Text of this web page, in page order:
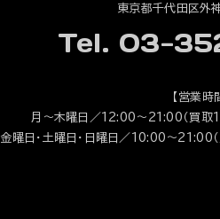
東京都千代田区
Tel. 03-
【営業時
月～木曜日／12:00～21:00（買
金曜日・土曜日・日曜日／10:00～